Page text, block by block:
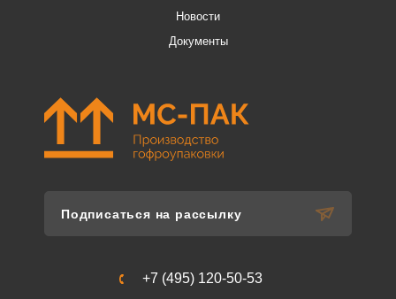
Новости
Документы
Подписаться на рассылку
+7 (495) 120-50-53